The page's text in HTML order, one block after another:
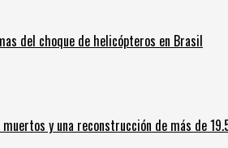
del choque de helicópteros en Brasil
y una reconstrucción de más de